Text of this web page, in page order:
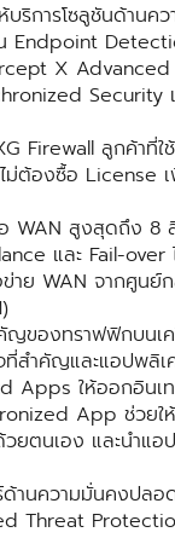
รโซลูชันด้านควา
Endpoint
X Advanced
Security
Firewall ลูกค้าที่
ไม่ต้องซื้อ
WAN สูงสุดถึง 8
และ Fail-over
ข่าย WAN จากศูน
ของทราฟฟิกบนเค
ที่สำคัญและแอปพลิ
Apps ให้ออกอินเ
App ช่วยให้
ตนเอง และนำแอ
านความมั่นคงปลอ
Threat